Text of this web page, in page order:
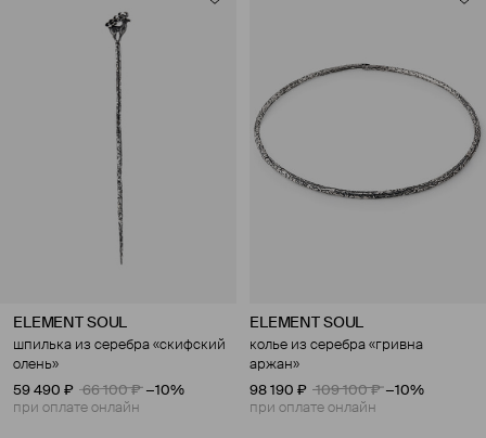
ELEMENT SOUL
шпилька из серебра «скифский
олень»
59 490 ₽
66 100 ₽ −10%
при оплате онлайн
ELEMENT SOUL
колье из серебра «гривна
аржан»
98 190 ₽
109 100 ₽ −10%
при оплате онлайн